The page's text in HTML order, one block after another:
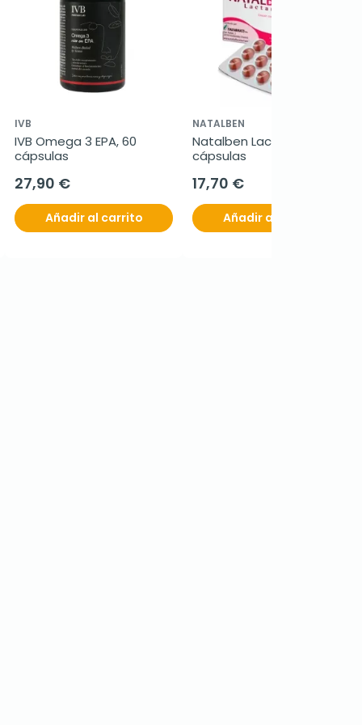
IVB
IVB Omega 3 EPA, 60
cápsulas
27,90 €
Añadir al carrito
NATALBEN
Natalben Lactancia, 60
cápsulas
17,70 €
Añadir al carrito